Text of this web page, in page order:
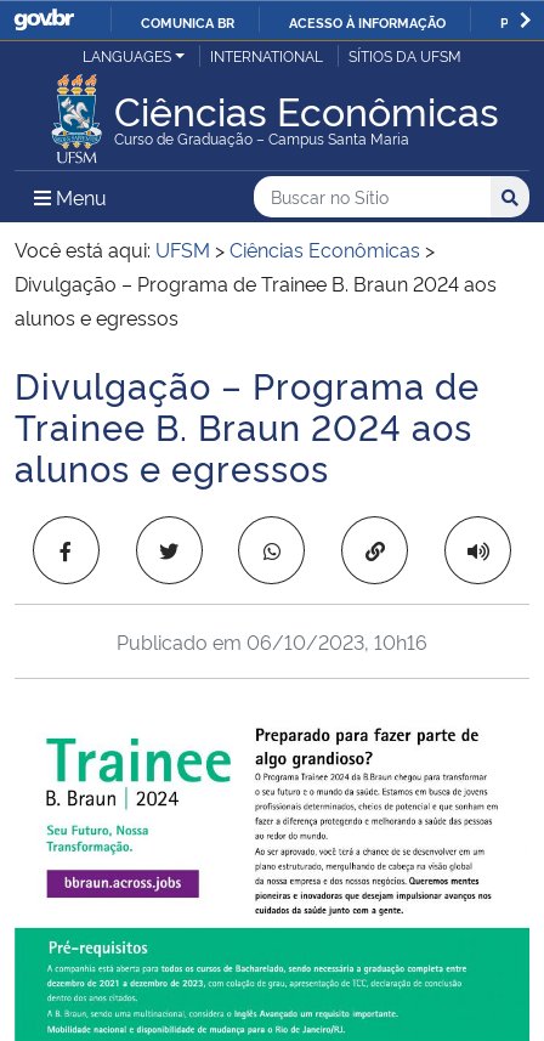
IR
O
COMUNICA BR ACESSO À INFORMAÇÃO
Ministério da Justiça e Segurança Pública
Ministério da Defesa
Ministério das Relações Exteriores
Ministério da Economia
Ministério da Infraestrutura
Ministério da Agricultura, Pecuária e Abastecimento
Ministério da Cidadania
Ministério da Ciência, Tecnologia, Inovações e Comunicações
Ministério do Meio Ambiente
Ministério do Turismo
Ministério do Desenvolvimento Regional
Controladoria-Geral da União
LANGUAGES INTERNATIONAL SÍTIOS DA UFSM
Ciências Econômicas
Curso de Graduação – Campus Santa Maria
Menu Menu Principal do Sítio
Busca
Buscar no no Sítio
Busca:
Você está aqui: UFSM >Ciências Econômicas >
Divulgação – Programa de Trainee B. Braun 2024 aos
alunos e egressos
Início do conteúdo
Divulgação – Programa de
Trainee B. Braun 2024 aos
alunos e egressos
Copiar para área
Publicado em 06/10/2023, 10h16